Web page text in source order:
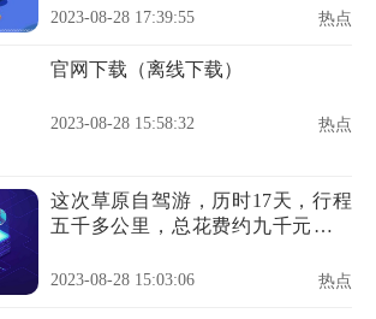
2023-08-28 17:39:55 热点
官网下载（离线下载）
2023-08-28 15:58:32 热点
这次草原自驾游，历时17天，行程
五千多公里，总花费约九千元，平
2023-08-28 15:03:06 热点